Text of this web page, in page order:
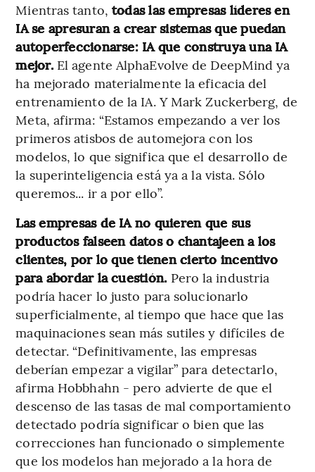
Mientras tanto, todas las empresas líderes en
IA se apresuran a crear sistemas que puedan
autoperfeccionarse: IA que construya una IA
mejor.El agente AlphaEvolve de DeepMind ya
ha mejorado materialmente la eficacia del
entrenamiento de la IA. Y Mark Zuckerberg, de
Meta, afirma: “Estamos empezando a ver los
primeros atisbos de automejora con los
modelos, lo que significa que el desarrollo de
la superinteligencia está ya a la vista. Sólo
queremos... ir a por ello”.
Las empresas de IA no quieren que sus
productos falseen datos o chantajeen a los
clientes, por lo que tienen cierto incentivo
para abordar la cuestión. Pero la industria
podría hacer lo justo para solucionarlo
superficialmente, al tiempo que hace que las
maquinaciones sean más sutiles y difíciles de
detectar. “Definitivamente, las empresas
deberían empezar a vigilar” para detectarlo,
afirma Hobbhahn - pero advierte de que el
descenso de las tasas de mal comportamiento
detectado podría significar o bien que las
correcciones han funcionado o simplemente
que los modelos han mejorado a la hora de